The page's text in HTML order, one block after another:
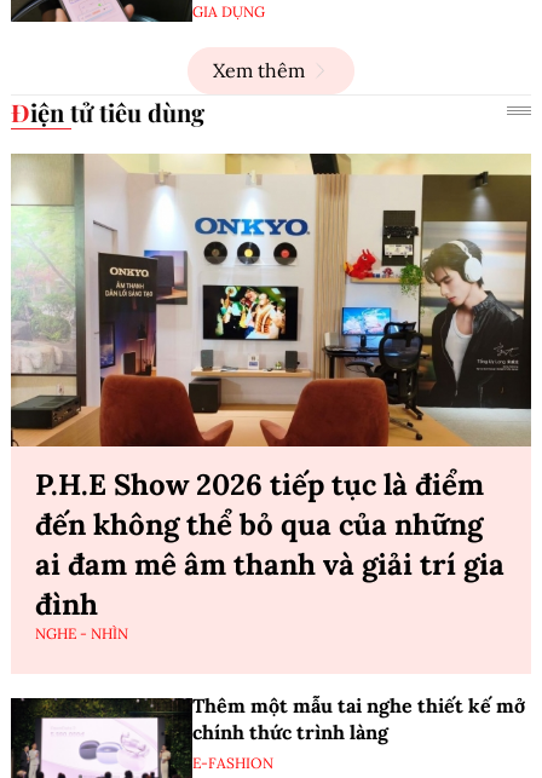
GIA DỤNG
Xem thêm
Điện tử tiêu dùng
P.H.E Show 2026 tiếp tục là điểm
đến không thể bỏ qua của những
ai đam mê âm thanh và giải trí gia
đình
NGHE - NHÌN
Thêm một mẫu tai nghe thiết kế mở
chính thức trình làng
E-FASHION